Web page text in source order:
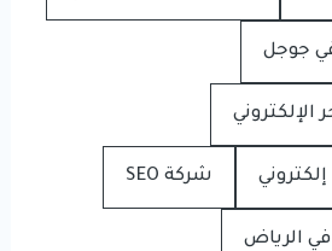
جوجل
الإلكتروني
شركة SEO
الرياض